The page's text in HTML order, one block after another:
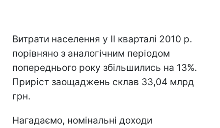
Витрати населення у ІI кварталі 2010 р.
порівняно з аналогічним періодом
попереднього року збільшились на 13%.
Приріст заощаджень склав 33,04 млрд
грн.
Нагадаємо, номінальні доходи